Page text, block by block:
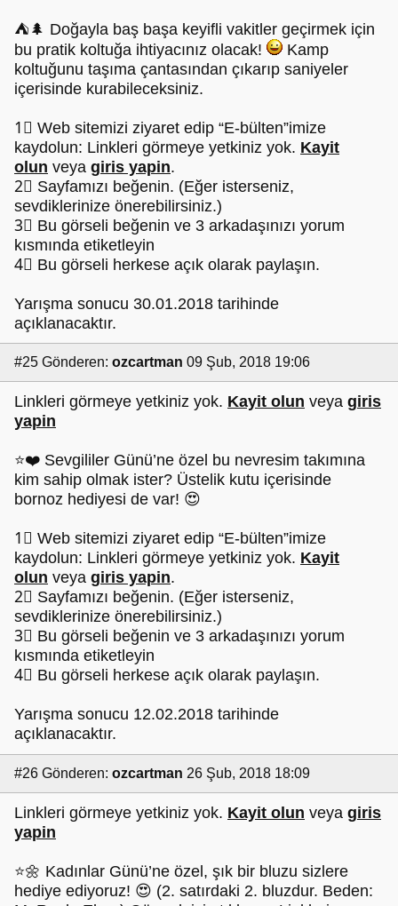
⛺️🌲 Doğayla baş başa keyifli vakitler geçirmek için
bu pratik koltuğa ihtiyacınız olacak!
Kamp
koltuğunu taşıma çantasından çıkarıp saniyeler
içerisinde kurabileceksiniz.
1⃣ Web sitemizi ziyaret edip “E-bülten”imize
kaydolun: Linkleri görmeye yetkiniz yok. Kayit
olun veya giris yapin.
2⃣ Sayfamızı beğenin. (Eğer isterseniz,
sevdiklerinize önerebilirsiniz.)
3⃣ Bu görseli beğenin ve 3 arkadaşınızı yorum
kısmında etiketleyin
4⃣ Bu görseli herkese açık olarak paylaşın.
Yarışma sonucu 30.01.2018 tarihinde
açıklanacaktır.
#25 Gönderen: ozcartman 09 Şub, 2018 19:06
Linkleri görmeye yetkiniz yok. Kayit olun veya giris
yapin
⭐❤️️ Sevgililer Günü’ne özel bu nevresim takımına
kim sahip olmak ister? Üstelik kutu içerisinde
bornoz hediyesi de var! 😍
1⃣ Web sitemizi ziyaret edip “E-bülten”imize
kaydolun: Linkleri görmeye yetkiniz yok. Kayit
olun veya giris yapin.
2⃣ Sayfamızı beğenin. (Eğer isterseniz,
sevdiklerinize önerebilirsiniz.)
3⃣ Bu görseli beğenin ve 3 arkadaşınızı yorum
kısmında etiketleyin
4⃣ Bu görseli herkese açık olarak paylaşın.
Yarışma sonucu 12.02.2018 tarihinde
açıklanacaktır.
#26 Gönderen: ozcartman 26 Şub, 2018 18:09
Linkleri görmeye yetkiniz yok. Kayit olun veya giris
yapin
⭐🌼 Kadınlar Günü’ne özel, şık bir bluzu sizlere
hediye ediyoruz! 😍 (2. satırdaki 2. bluzdur. Beden: